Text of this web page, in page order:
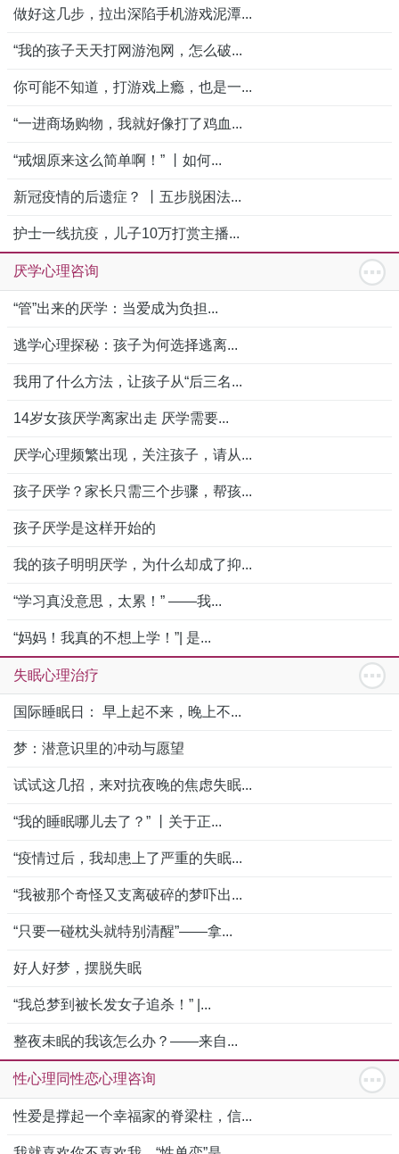
做好这几步，拉出深陷手机游戏泥潭...
“我的孩子天天打网游泡网，怎么破...
你可能不知道，打游戏上瘾，也是一...
“一进商场购物，我就好像打了鸡血...
“戒烟原来这么简单啊！” 丨如何...
新冠疫情的后遗症？ 丨五步脱困法...
护士一线抗疫，儿子10万打赏主播...
厌学心理咨询
“管”出来的厌学：当爱成为负担...
逃学心理探秘：孩子为何选择逃离...
我用了什么方法，让孩子从“后三名...
14岁女孩厌学离家出走 厌学需要...
厌学心理频繁出现，关注孩子，请从...
孩子厌学？家长只需三个步骤，帮孩...
孩子厌学是这样开始的
我的孩子明明厌学，为什么却成了抑...
“学习真没意思，太累！” ——我...
“妈妈！我真的不想上学！”| 是...
失眠心理治疗
国际睡眠日： 早上起不来，晚上不...
梦：潜意识里的冲动与愿望
试试这几招，来对抗夜晚的焦虑失眠...
“我的睡眠哪儿去了？” 丨关于正...
“疫情过后，我却患上了严重的失眠...
“我被那个奇怪又支离破碎的梦吓出...
“只要一碰枕头就特别清醒”——拿...
好人好梦，摆脱失眠
“我总梦到被长发女子追杀！” |...
整夜未眠的我该怎么办？——来自...
性心理同性恋心理咨询
性爱是撑起一个幸福家的脊梁柱，信...